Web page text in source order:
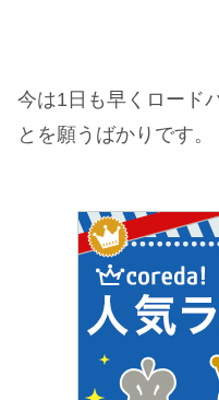
今は1日も早くロード
とを願うばかりです。